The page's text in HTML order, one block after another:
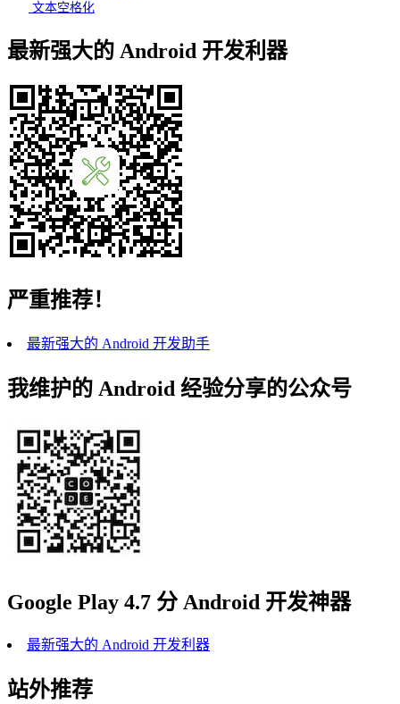
文本空格化
最新强大的 Android 开发利器
严重推荐！
最新强大的 Android 开发助手
我维护的 Android 经验分享的公众号
Google Play 4.7 分 Android 开发神器
最新强大的 Android 开发利器
站外推荐